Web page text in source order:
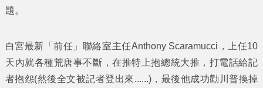
題。
白宮最新「前任」聯絡室主任Anthony Scaramucci，上任10
天內就各種荒唐事不斷，在推特上抱總統大推，打電話給記
者抱怨(然後全文被記者登出來......)，最後他成功勸川普換掉